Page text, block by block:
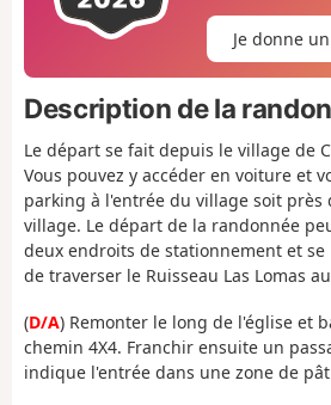
Je donne
Description de la
Le départ se fait depuis le village de
Vous pouvez y accéder en voiture et
parking à l'entrée du village soit près
village. Le départ de la randonnée
deux endroits de stationnement et
de traverser le Ruisseau Las Lomas
(D/A) Remonter le long de l'église et
chemin 4X4. Franchir ensuite un
indique l'entrée dans une zone de